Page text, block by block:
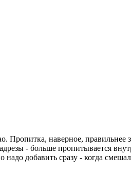
Пропитка, наверное,
- больше пропитывается
добавить сразу - когда